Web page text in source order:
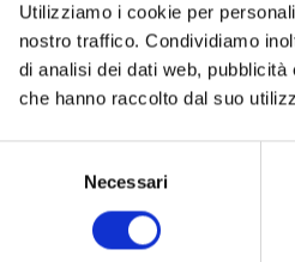
Utilizziamo i cookie per
nostro traffico. Condividiamo
di analisi dei dati web,
che hanno raccolto dal suo
Necessari
n. 3
2024